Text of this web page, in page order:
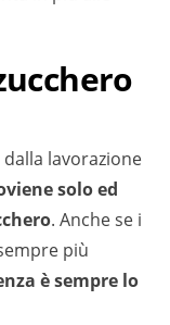
lavorazione
solo ed
. Anche se i
più
è sempre lo